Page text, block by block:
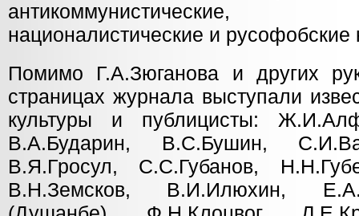
антикоммунистические,
националистические и русофобские
Помимо Г.А.Зюганова и других
страницах журнала выступали
культуры и публицисты:
В.А.Бударин, В.С.Бушин,
В.Я.Гросул, С.С.Губанов,
В.Н.Земсков, В.И.Илюхин,